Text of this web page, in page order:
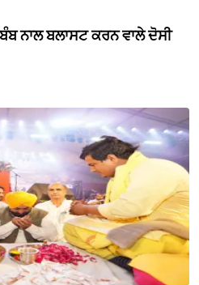
ਨਾਲ ਬਲਾਸਟ ਕਰਨ ਵਾਲੇ ਦੋਸੀ